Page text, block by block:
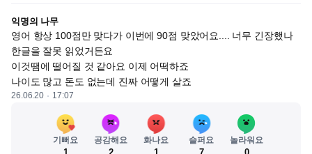
익명의 나무
영어 항상 100점만 맞다가 이번에 90점 맞았어요.... 너무 긴장했나
한글을 잘못 읽었거든요
이것땜에 떨어질 것 같아요 이제 어떡하죠
나이도 많고 돈도 없는데 진짜 어떻게 살죠
26.06.20 17:07
기뻐요 공감해요 화나요 슬퍼요 놀라워요